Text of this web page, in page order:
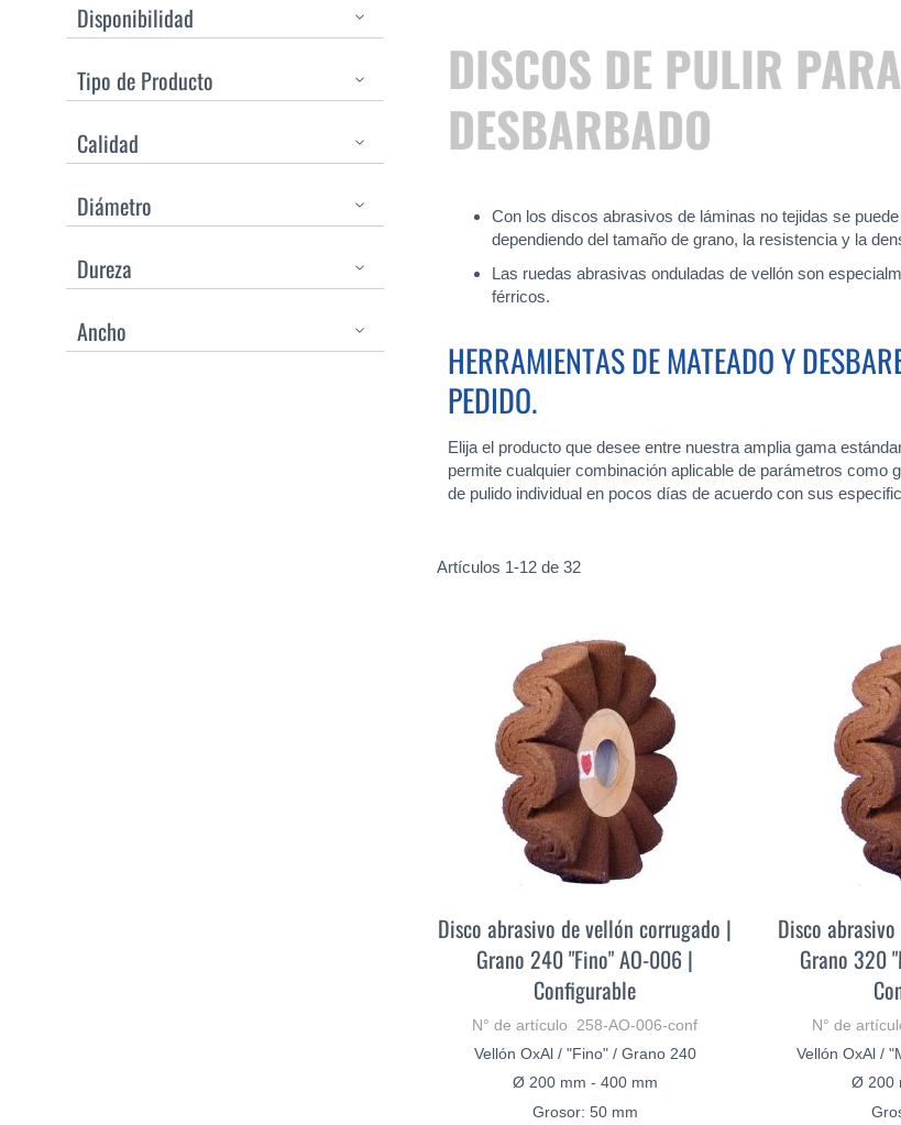
DISCOS DE PULIR
DESBARBADO
Con los discos abrasivos de láminas no tejidas se
dependiendo del tamaño de grano, la resistencia y la
Las ruedas abrasivas onduladas de vellón son
férricos.
HERRAMIENTAS DE MATEADO Y
PEDIDO.
Elija el producto que desee entre nuestra amplia gama
permite cualquier combinación aplicable de parámetros
de pulido individual en pocos días de acuerdo con sus
Artículos 1-12 de32
Disco abrasivo de vellón corrugado |
Grano 240 "Fino" AO-006 |
Configurable
N° de artículo 258-AO-006-conf
Vellón OxAl / "Fino" / Grano 240
Ø 200 mm - 400 mm
Grosor: 50 mm
Disco
Grano 320
N° de
Vellón OxAl /
Ø 200
Disponibilidad
Tipo de Producto
Calidad
Diámetro
Dureza
Ancho